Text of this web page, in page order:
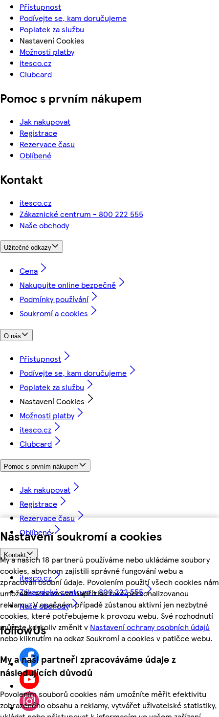
Nastavení soukromí a cookies
My a našich 18 partnerů používáme nebo ukládáme soubory
cookies, abychom zajistili správné fungování webu a
zpracovali osobní údaje. Povolením použití všech cookies nám
umožníte zobrazovat například také personalizovanou
reklamu. V opačném případě zůstanou aktivní jen nezbytné
cookies, které potřebujeme k provozu webu. Své rozhodnutí
můžete kdykoliv změnit v Nastavení ochrany osobních údajů
nebo kliknutím na odkaz Soukromí a cookies v patičce webu.
My a naši partneři zpracováváme údaje z
následujících důvodů
Povolením souborů cookies nám umožníte měřit efektivitu
zobrazeného obsahu a reklamy, vytvářet uživatelské statistiky,
Přístupnost
Podívejte se, kam doručujeme
Poplatek za službu
Nastavení Cookies
Možnosti platby
itesco.cz
Clubcard
Pomoc s prvním nákupem
Jak nakupovat
Registrace
Rezervace času
Oblíbené
Kontakt
itesco.cz
Zákaznické centrum - 800 222 555
Naše obchody
Užitečné odkazy
Cena
Nakupujte online bezpečně
Podmínky používání
Soukromí a cookies
O nás
Přístupnost
Podívejte se, kam doručujeme
Poplatek za službu
Nastavení Cookies
Možnosti platby
itesco.cz
Clubcard
Pomoc s prvním nákupem
Jak nakupovat
Registrace
Rezervace času
Oblíbené
Kontakt
itesco.cz
Zákaznické centrum - 800 222 555
Naše obchody
followUs